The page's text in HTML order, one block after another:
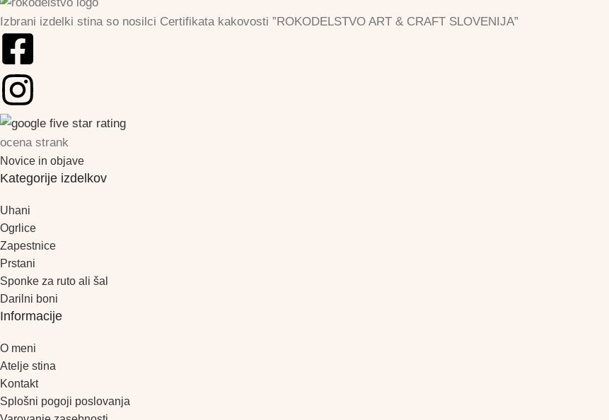
Izbrani izdelki stina so nosilci Certifikata kakovosti ”ROKODELSTVO ART & CRAFT SLOVENIJA”
ocena strank
Novice in objave
Kategorije izdelkov
Uhani
Ogrlice
Zapestnice
Prstani
Sponke za ruto ali šal
Darilni boni
Informacije
O meni
Atelje stina
Kontakt
Splošni pogoji poslovanja